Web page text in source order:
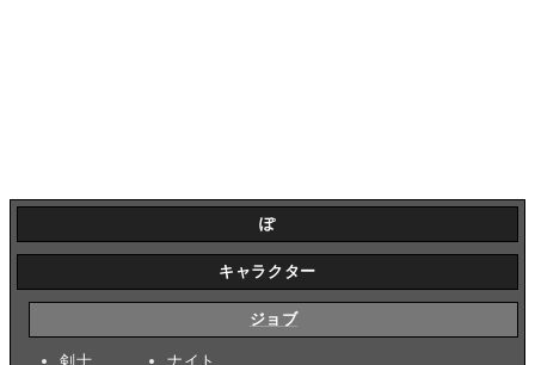
ぽ
キャラクター
ジョブ
剣士
ナイト